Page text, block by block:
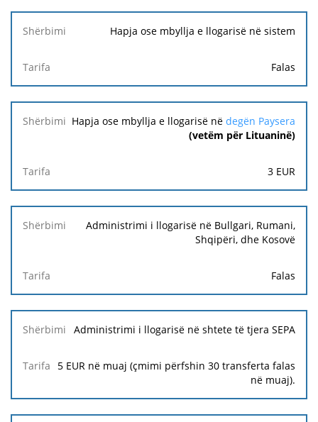
Shërbimi
Tarifa
Hapja ose mbyllja e llogarisë në sistem
Falas
Hapja ose mbyllja e llogarisë në degën Paysera
(vetëm për Lituaninë)
3 EUR
Administrimi i llogarisë në Bullgari, Rumani,
Shqipëri, dhe Kosovë
Falas
Administrimi i llogarisë në shtete të tjera SEPA
5 EUR në muaj (çmimi përfshin 30 transferta falas
në muaj).